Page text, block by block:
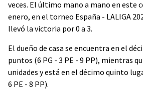
veces. El último mano a mano en este
enero, en el torneo España - LALIGA
llevó la victoria por 0 a 3.
El dueño de casa se encuentra en el
puntos (6 PG - 3 PE - 9 PP), mientras
unidades y está en el décimo quinto
6 PE - 8 PP).